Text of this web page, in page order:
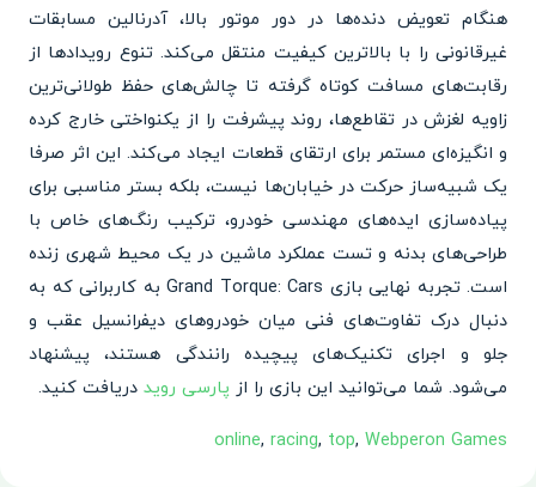
هنگام تعویض دنده‌ها در دور موتور بالا، آدرنالین مسابقات
غیرقانونی را با بالاترین کیفیت منتقل می‌کند. تنوع رویدادها از
رقابت‌های مسافت کوتاه گرفته تا چالش‌های حفظ طولانی‌ترین
زاویه لغزش در تقاطع‌ها، روند پیشرفت را از یکنواختی خارج کرده
و انگیزه‌ای مستمر برای ارتقای قطعات ایجاد می‌کند. این اثر صرفا
یک شبیه‌ساز حرکت در خیابان‌ها نیست، بلکه بستر مناسبی برای
پیاده‌سازی ایده‌های مهندسی خودرو، ترکیب رنگ‌های خاص با
طراحی‌های بدنه و تست عملکرد ماشین در یک محیط شهری زنده
است. تجربه نهایی بازی Grand Torque: Cars به کاربرانی که به
دنبال درک تفاوت‌های فنی میان خودروهای دیفرانسیل عقب و
جلو و اجرای تکنیک‌های پیچیده رانندگی هستند، پیشنهاد
می‌شود. شما می‌توانید این بازی را از پارسی روید دریافت کنید.
online, racing, top, Webperon Games